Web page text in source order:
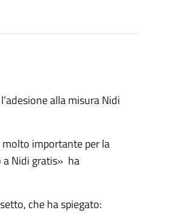
alla misura Nidi
importante per la
a Nidi gratis» ha
che ha spiegato: